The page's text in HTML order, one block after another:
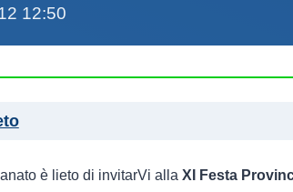
12:50
è lieto di invitarVi alla XI Festa